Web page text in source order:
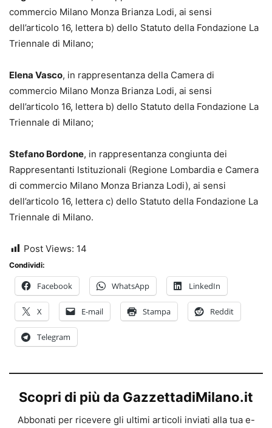
commercio Milano Monza Brianza Lodi, ai sensi
dell’articolo 16, lettera b) dello Statuto della Fondazione La
Triennale di Milano;
Elena Vasco, in rappresentanza della Camera di
commercio Milano Monza Brianza Lodi, ai sensi
dell’articolo 16, lettera b) dello Statuto della Fondazione La
Triennale di Milano;
Stefano Bordone, in rappresentanza congiunta dei
Rappresentanti Istituzionali (Regione Lombardia e Camera
di commercio Milano Monza Brianza Lodi), ai sensi
dell’articolo 16, lettera c) dello Statuto della Fondazione La
Triennale di Milano.
Post Views: 14
Condividi:
Facebook WhatsApp LinkedIn
X E-mail Stampa Reddit
Telegram
Scopri di più da GazzettadiMilano.it
Abbonati per ricevere gli ultimi articoli inviati alla tua e-